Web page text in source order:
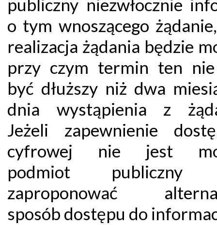
publiczny niezwłocznie
o tym wnoszącego
realizacja żądania będzie
przy czym termin ten
być dłuższy niż dwa
dnia wystąpienia z
Jeżeli zapewnienie
cyfrowej nie jest
podmiot publiczny
zaproponować
sposób dostępu do